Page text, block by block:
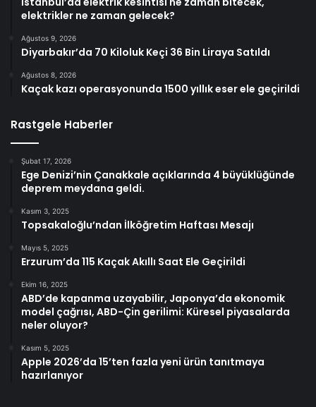
elektrikler ne zaman gelecek?
Ağustos 9, 2026
Diyarbakır’da 70 Kiloluk Keçi 36 Bin Liraya Satıldı
Ağustos 8, 2026
Kaçak kazı operasyonunda 1500 yıllık eser ele geçirildi
Rastgele Haberler
Şubat 17, 2026
Ege Denizi’nin Çanakkale açıklarında 4 büyüklüğünde
deprem meydana geldi.
Kasım 3, 2025
Topsakaloğlu’ndan İlköğretim Haftası Mesajı
Mayıs 5, 2025
Erzurum’da 115 Kaçak Akıllı Saat Ele Geçirildi
Ekim 16, 2025
ABD’de kapanma uzayabilir, Japonya’da ekonomik
model çağrısı, ABD-Çin gerilimi: Küresel piyasalarda
neler oluyor?
Kasım 5, 2025
Apple 2026’da 15’ten fazla yeni ürün tanıtmaya
hazırlanıyor